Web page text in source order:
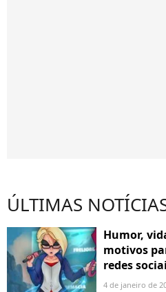
ÚLTIMAS
Humor,
motivos
redes
4 de janeiro de